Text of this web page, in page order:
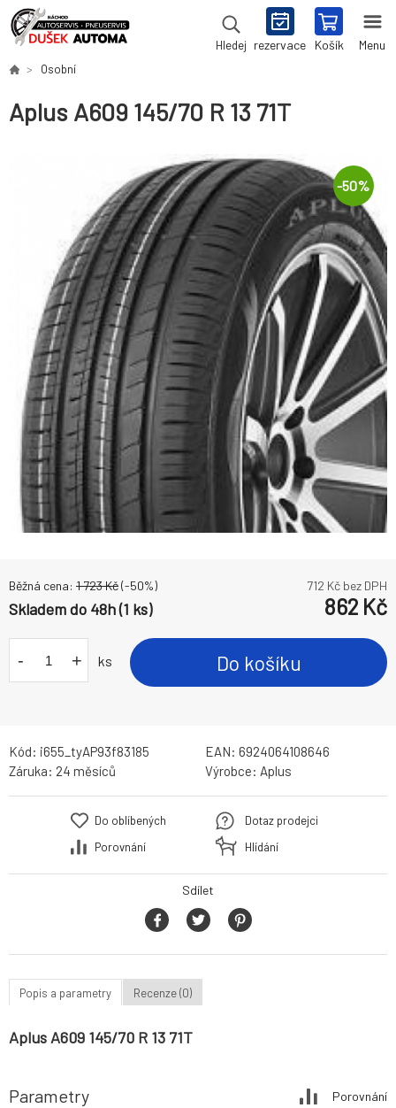
Hledej rezervace Košík Menu
Osobní
Aplus A609 145/70 R 13 71T
-50%
Běžná cena: 1 723Kč(-50%) 712 Kč bez DPH
Skladem do 48h (1 ks) 862 Kč
- + ks Do košíku
Kód: i655_tyAP93f83185 EAN: 6924064108646
Záruka: 24 měsíců Výrobce: Aplus
Do oblíbených
Porovnání
Dotaz prodejci
Hlídání
Sdílet
Popis a parametry Recenze (0)
Aplus A609 145/70 R 13 71T
Parametry Porovnání